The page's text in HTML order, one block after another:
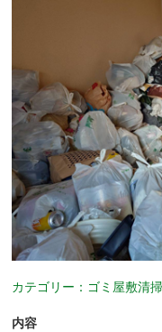
カテゴリー：ゴミ屋敷清掃
内容